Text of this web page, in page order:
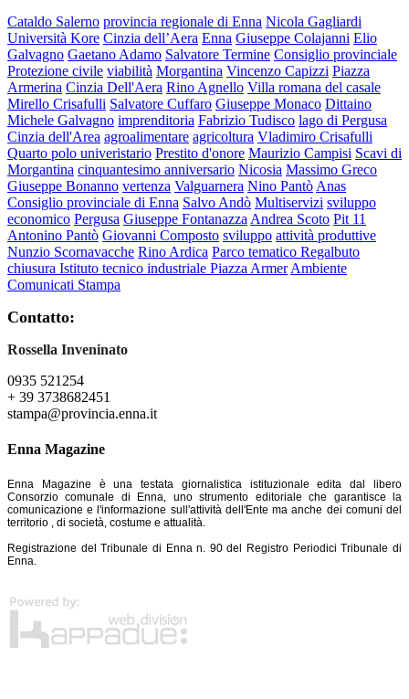
Cataldo Salerno provincia regionale di Enna Nicola Gagliardi
Università Kore Cinzia dell’Aera Enna Giuseppe Colajanni Elio
Galvagno Gaetano Adamo Salvatore Termine Consiglio provinciale
Protezione civile viabilità Morgantina Vincenzo Capizzi Piazza
Armerina Cinzia Dell'Aera Rino Agnello Villa romana del casale
Mirello Crisafulli Salvatore Cuffaro Giuseppe Monaco Dittaino
Michele Galvagno imprenditoria Fabrizio Tudisco lago di Pergusa
Cinzia dell'Area agroalimentare agricoltura Vladimiro Crisafulli
Quarto polo univeristario Prestito d'onore Maurizio Campisi Scavi di
Morgantina cinquantesimo anniversario Nicosia Massimo Greco
Giuseppe Bonanno vertenza Valguarnera Nino Pantò Anas
Consiglio provinciale di Enna Salvo Andò Multiservizi sviluppo
economico Pergusa Giuseppe Fontanazza Andrea Scoto Pit 11
Antonino Pantò Giovanni Composto sviluppo attività produttive
Nunzio Scornavacche Rino Ardica Parco tematico Regalbuto
chiusura Istituto tecnico industriale Piazza Armer Ambiente
Comunicati Stampa
Contatto:
Rossella Inveninato
0935 521254
+ 39 3738682451
stampa@provincia.enna.it
Enna Magazine
Enna Magazine è una testata giornalistica istituzionale edita dal libero
Consorzio comunale di Enna, uno strumento editoriale che garantisce la
comunicazione e l'informazione sull'attività dell'Ente ma anche dei comuni del
territorio , di società, costume e attualità.
Registrazione del Tribunale di Enna n. 90 del Registro Periodici Tribunale di
Enna.